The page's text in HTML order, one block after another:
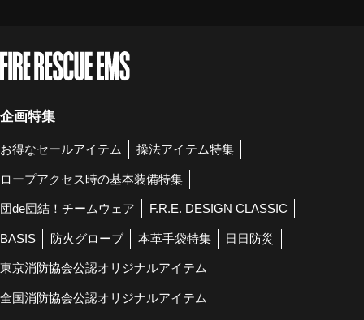
企画特集
お得なセールアイテム 操法アイテム特集
ロープアクセス時の基本装備特集
団de団結！チームウェア F.R.E. DESIGN CLASSIC
BASIS 防火グローブ 本革手袋特集 日日防災
東京消防協会公認オリジナルアイテム
全国消防協会公認オリジナルアイテム